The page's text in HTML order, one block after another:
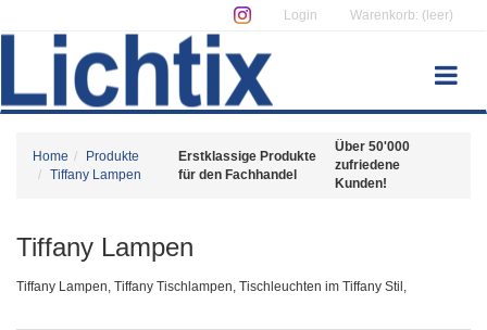
Login Warenkorb: (leer)
Home
Produkte
Tiffany Lampen
Erstklassige Produkte
für den Fachhandel
Über 50'000
zufriedene
Kunden!
Tiffany Lampen
Tiffany Lampen, Tiffany Tischlampen, Tischleuchten im Tiffany Stil,